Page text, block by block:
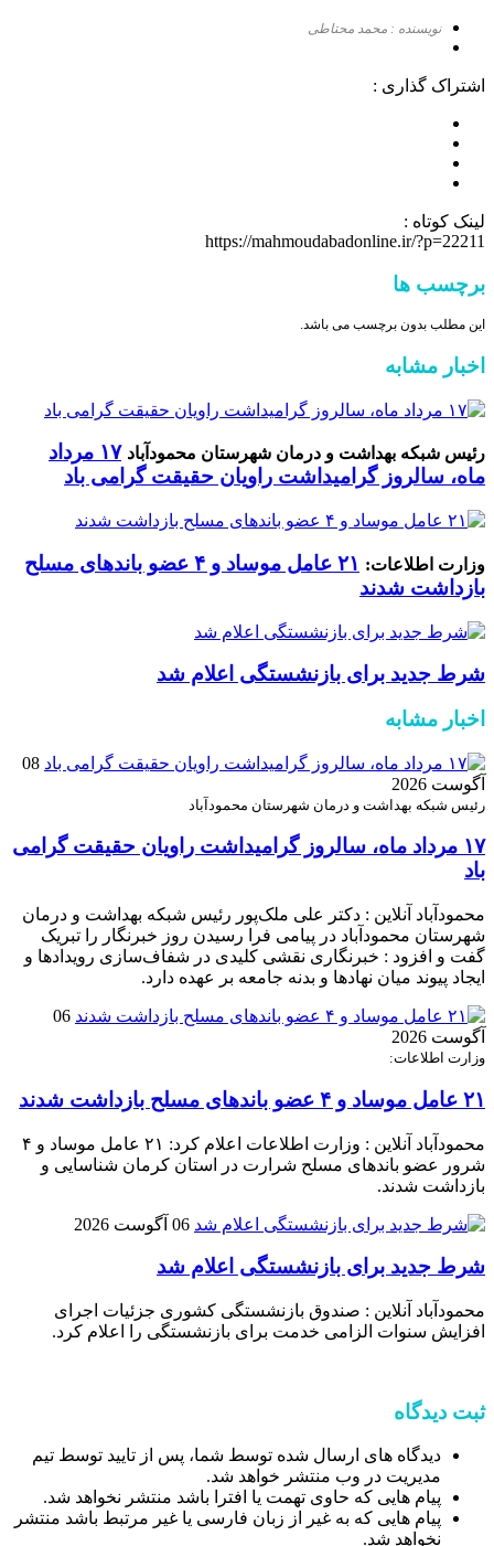
نویسنده : محمد محتاطی
اشتراک گذاری :
لینک کوتاه :
https://mahmoudabadonline.ir/?p=22211
برچسب ها
این مطلب بدون برچسب می باشد.
اخبار مشابه
رئیس شبکه بهداشت و درمان شهرستان محمودآباد
۱۷ مرداد
ماه، سالروز گرامیداشت راویان حقیقت گرامی باد
وزارت اطلاعات:
۲۱ عامل موساد و ۴ عضو باند‌های مسلح
بازداشت شدند
شرط جدید برای بازنشستگی اعلام شد
اخبار مشابه
08
آگوست 2026
رئیس شبکه بهداشت و درمان شهرستان محمودآباد
۱۷ مرداد ماه، سالروز گرامیداشت راویان حقیقت گرامی
باد
محمودآباد آنلاین : دکتر علی ملک‌پور رئیس شبکه بهداشت و درمان
شهرستان محمودآباد در پیامی فرا رسیدن روز خبرنگار را تبریک
گفت و افزود : خبرنگاری نقشی کلیدی در شفاف‌سازی رویدادها و
ایجاد پیوند میان نهادها و بدنه جامعه بر عهده دارد.
06
آگوست 2026
وزارت اطلاعات:
۲۱ عامل موساد و ۴ عضو باند‌های مسلح بازداشت شدند
محمودآباد آنلاین : وزارت اطلاعات اعلام کرد: ۲۱ عامل موساد و ۴
شرور عضو باند‌های مسلح شرارت در استان کرمان شناسایی و
بازداشت شدند.
06 آگوست 2026
شرط جدید برای بازنشستگی اعلام شد
محمودآباد آنلاین : صندوق بازنشستگی کشوری جزئیات اجرای
افزایش سنوات الزامی خدمت برای بازنشستگی را اعلام کرد.
ثبت دیدگاه
دیدگاه های ارسال شده توسط شما، پس از تایید توسط تیم
مدیریت در وب منتشر خواهد شد.
پیام هایی که حاوی تهمت یا افترا باشد منتشر نخواهد شد.
پیام هایی که به غیر از زبان فارسی یا غیر مرتبط باشد منتشر
نخواهد شد.